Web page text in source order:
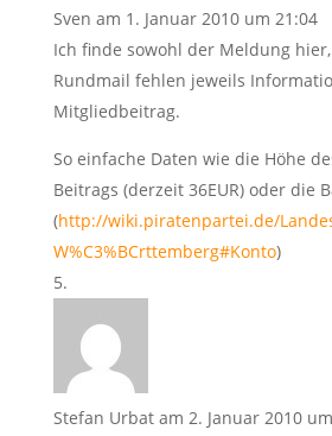
Sven am 1. Januar 2010 um 21:04
Ich finde sowohl der Meldung
Rundmail fehlen jeweils
Mitgliedbeitrag.
So einfache Daten wie die Höhe
Beitrags (derzeit 36EUR) oder die
(http://wiki.piratenpartei.de/
W%C3%BCrttemberg#Konto)
Stefan Urbat am 2. Januar 2010